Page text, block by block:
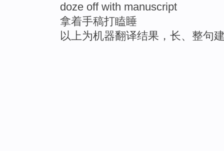
doze off with manuscript
拿着手稿打瞌睡
以上为机器翻译结果，长、整句